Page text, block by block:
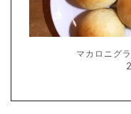
マカロニグ